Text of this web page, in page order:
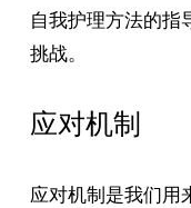
自我护理方法的指
挑战。
应对机制
应对机制是我们用